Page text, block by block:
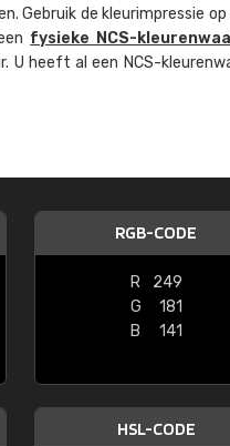
Gebruik de kleur­impressie op
fysieke NCS-
U heeft al een NCS-
RGB-CODE
R
249
G
181
B
141
HSL-CODE